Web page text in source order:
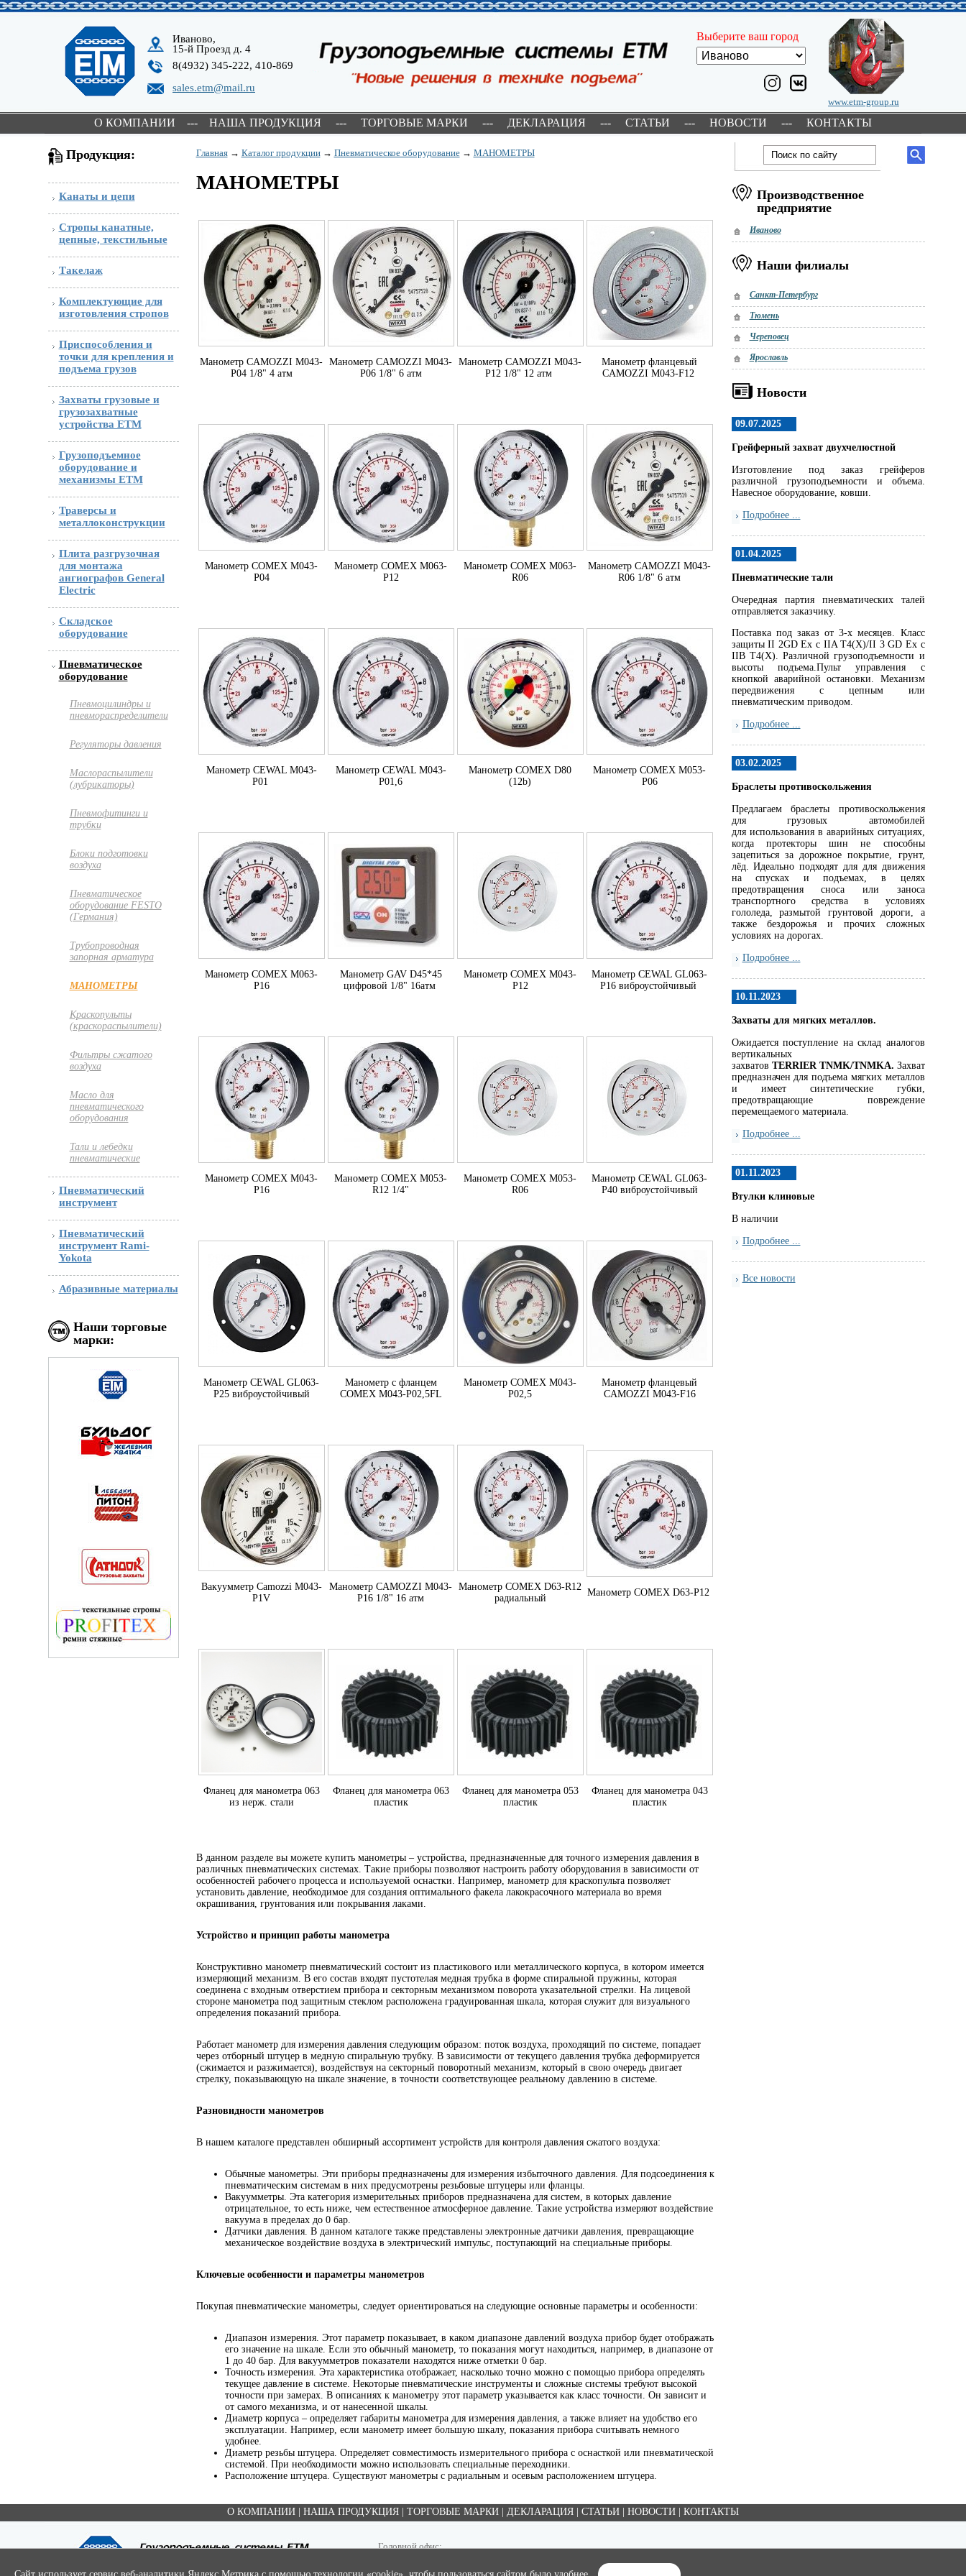
Иваново,
15-й Проезд д. 4
8(4932) 345-222, 410-869
sales.etm@mail.ru
www.etm-group.ru
О КОМПАНИИ --- НАША ПРОДУКЦИЯ --- ТОРГОВЫЕ МАРКИ --- ДЕКЛАРАЦИЯ --- СТАТЬИ --- НОВОСТИ --- КОНТАКТЫ
Выберите ваш город
Продукция:
Канаты и цепи
Стропы канатные,
цепные, текстильные
Такелаж
Комплектующие для
изготовления стропов
Приспособления и
точки для крепления и
подъема грузов
Захваты грузовые и
грузозахватные
устройства ETM
Грузоподъемное
оборудование и
механизмы ETM
Траверсы и
металлоконструкции
Плита разгрузочная
для монтажа
ангиографов General
Electric
Складское
оборудование
Пневматическое
оборудование
Пневмоцилиндры и
пневмораспределители
Регуляторы давления
Маслораспылители
(лубрикаторы)
Пневмофитинги и
трубки
Блоки подготовки
воздуха
Пневматическое
оборудование FESTO
(Германия)
Трубопроводная
запорная арматура
МАНОМЕТРЫ
Краскопульты
(краскораспылители)
Фильтры сжатого
воздуха
Масло для
пневматического
оборудования
Тали и лебедки
пневматические
Пневматический
инструмент
Пневматический
инструмент Rami-
Yokota
Абразивные материалы
Наши торговые
марки:
Главная→ Каталог продукции→ Пневматическое оборудование→ МАНОМЕТРЫ
МАНОМЕТРЫ
Манометр CAMOZZI M043-
P04 1/8" 4 атм
Манометр CAMOZZI M043-
P06 1/8" 6 атм
Манометр CAMOZZI M043-
P12 1/8" 12 атм
Манометр фланцевый
CAMOZZI M043-F12
Манометр COMEX M043-
P04
Манометр COMEX M063-
P12
Манометр COMEX M063-
R06
Манометр CAMOZZI M043-
R06 1/8" 6 атм
Манометр CEWAL M043-
P01
Манометр CEWAL M043-
P01,6
Манометр COMEX D80
(12b)
Манометр COMEX M053-
P06
Манометр COMEX M063-
P16
Манометр GAV D45*45
цифровой 1/8" 16атм
Манометр COMEX M043-
P12
Манометр CEWAL GL063-
P16 виброустойчивый
Манометр COMEX M043-
P16
Манометр COMEX M053-
R12 1/4"
Манометр COMEX M053-
R06
Манометр CEWAL GL063-
P40 виброустойчивый
Манометр CEWAL GL063-
P25 виброустойчивый
Манометр с фланцем
COMEX M043-P02,5FL
Манометр COMEX M043-
P02,5
Манометр фланцевый
CAMOZZI M043-F16
Вакуумметр Camozzi M043-
P1V
Манометр CAMOZZI M043-
P16 1/8" 16 атм
Манометр COMEX D63-R12
радиальный
Манометр COMEX D63-P12
Фланец для манометра 063
из нерж. стали
Фланец для манометра 063
пластик
Фланец для манометра 053
пластик
Фланец для манометра 043
пластик
В данном разделе вы можете купить манометры – устройства, предназначенные для точного измерения давления в
различных пневматических системах. Такие приборы позволяют настроить работу оборудования в зависимости от
особенностей рабочего процесса и используемой оснастки. Например, манометр для краскопульта позволяет
установить давление, необходимое для создания оптимального факела лакокрасочного материала во время
окрашивания, грунтования или покрывания лаками.
Устройство и принцип работы манометра
Конструктивно манометр пневматический состоит из пластикового или металлического корпуса, в котором имеется
измеряющий механизм. В его состав входят пустотелая медная трубка в форме спиральной пружины, которая
соединена с входным отверстием прибора и секторным механизмом поворота указательной стрелки. На лицевой
стороне манометра под защитным стеклом расположена градуированная шкала, которая служит для визуального
определения показаний прибора.
Работает манометр для измерения давления следующим образом: поток воздуха, проходящий по системе, попадает
через отборный штуцер в медную спиральную трубку. В зависимости от текущего давления трубка деформируется
(сжимается и разжимается), воздействуя на секторный поворотный механизм, который в свою очередь двигает
стрелку, показывающую на шкале значение, в точности соответствующее реальному давлению в системе.
Разновидности манометров
В нашем каталоге представлен обширный ассортимент устройств для контроля давления сжатого воздуха:
Обычные манометры. Эти приборы предназначены для измерения избыточного давления. Для подсоединения к
пневматическим системам в них предусмотрены резьбовые штуцеры или фланцы.
Вакуумметры. Эта категория измерительных приборов предназначена для систем, в которых давление
отрицательное, то есть ниже, чем естественное атмосферное давление. Такие устройства измеряют воздействие
вакуума в пределах до 0 бар.
Датчики давления. В данном каталоге также представлены электронные датчики давления, превращающие
механическое воздействие воздуха в электрический импульс, поступающий на специальные приборы.
Ключевые особенности и параметры манометров
Покупая пневматические манометры, следует ориентироваться на следующие основные параметры и особенности:
Диапазон измерения. Этот параметр показывает, в каком диапазоне давлений воздуха прибор будет отображать
его значение на шкале. Если это обычный манометр, то показания могут находиться, например, в диапазоне от
1 до 40 бар. Для вакуумметров показатели находятся ниже отметки 0 бар.
Точность измерения. Эта характеристика отображает, насколько точно можно с помощью прибора определять
текущее давление в системе. Некоторые пневматические инструменты и сложные системы требуют высокой
точности при замерах. В описаниях к манометру этот параметр указывается как класс точности. Он зависит и
от самого механизма, и от нанесенной шкалы.
Диаметр корпуса – определяет габариты манометра для измерения давления, а также влияет на удобство его
эксплуатации. Например, если манометр имеет большую шкалу, показания прибора считывать немного
удобнее.
Диаметр резьбы штуцера. Определяет совместимость измерительного прибора с оснасткой или пневматической
системой. При необходимости можно использовать специальные переходники.
Расположение штуцера. Существуют манометры с радиальным и осевым расположением штуцера.
Производственное
предприятие
Иваново
Наши филиалы
Санкт-Петербург
Тюмень
Череповец
Ярославль
Новости
09.07.2025
Грейферный захват двухчелюстной
Изготовление под заказ грейферов
различной грузоподъемности и объема.
Навесное оборудование, ковши.
Подробнее ...
01.04.2025
Пневматические тали
Очередная партия пневматических талей
отправляется заказчику.
Поставка под заказ от 3-х месяцев. Класс
защиты II 2GD Ex c IIA T4(X)/II 3 GD Ex c
IIB T4(X). Различной грузоподъемности и
высоты подъема.Пульт управления с
кнопкой аварийной остановки. Механизм
передвижения с цепным или
пневматическим приводом.
Подробнее ...
03.02.2025
Браслеты противоскольжения
Предлагаем браслеты противоскольжения
для грузовых автомобилей
для использования в аварийных ситуациях,
когда протекторы шин не способны
зацепиться за дорожное покрытие, грунт,
лёд. Идеально подходят для для движения
на спусках и подъемах, в целях
предотвращения сноса или заноса
транспортного средства в условиях
гололеда, размытой грунтовой дороги, а
также бездорожья и прочих сложных
условиях на дорогах.
Подробнее ...
10.11.2023
Захваты для мягких металлов.
Ожидается поступление на склад аналогов
вертикальных
захватов TERRIERTNMK/TNMKA. Захват
предназначен для подъема мягких металлов
и имеет синтетические губки,
предотвращающие повреждение
перемещаемого материала.
Подробнее ...
01.11.2023
Втулки клиновые
В наличии
Подробнее ...
Все новости
О КОМПАНИИ НАША ПРОДУКЦИЯ ТОРГОВЫЕ МАРКИ ДЕКЛАРАЦИЯ СТАТЬИ НОВОСТИ КОНТАКТЫ
Copyright ©ООО "ЕТМ" , 2003-2020
Головной офис:
Тел.: 8(4932) 345-222, 410-869
Сайт использует сервис веб-аналитики Яндекс Метрика с помощью технологии «cookie», чтобы пользоваться сайтом было удобнее.